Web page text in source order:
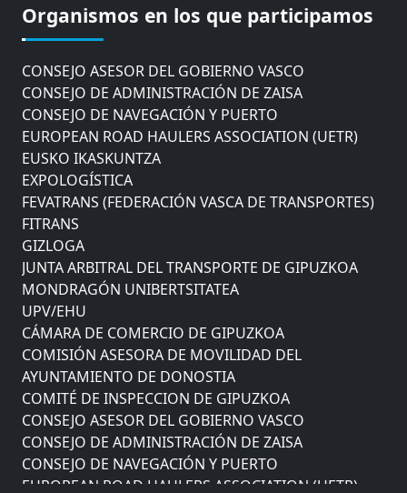
Organismos en los que participamos
AYUNTAMIENTO DE DONOSTIA
COMITÉ DE INSPECCION DE GIPUZKOA
CONSEJO ASESOR DEL GOBIERNO VASCO
CONSEJO DE ADMINISTRACIÓN DE ZAISA
CONSEJO DE NAVEGACIÓN Y PUERTO
EUROPEAN ROAD HAULERS ASSOCIATION (UETR)
EUSKO IKASKUNTZA
EXPOLOGÍSTICA
FEVATRANS (FEDERACIÓN VASCA DE TRANSPORTES)
FITRANS
GIZLOGA
JUNTA ARBITRAL DEL TRANSPORTE DE GIPUZKOA
MONDRAGÓN UNIBERTSITATEA
UPV/EHU
CÁMARA DE COMERCIO DE GIPUZKOA
COMISIÓN ASESORA DE MOVILIDAD DEL
AYUNTAMIENTO DE DONOSTIA
COMITÉ DE INSPECCION DE GIPUZKOA
CONSEJO ASESOR DEL GOBIERNO VASCO
CONSEJO DE ADMINISTRACIÓN DE ZAISA
CONSEJO DE NAVEGACIÓN Y PUERTO
EUROPEAN ROAD HAULERS ASSOCIATION (UETR)